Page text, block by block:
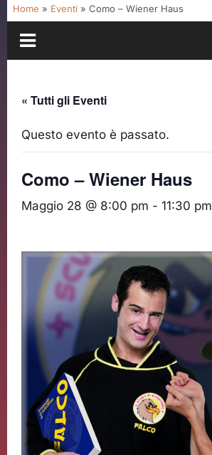
Home » Eventi » Como – Wiener Haus
« Tutti gli Eventi
Questo evento è passato.
Como – Wiener Haus
Maggio 28 @ 8:00 pm - 11:30 pm